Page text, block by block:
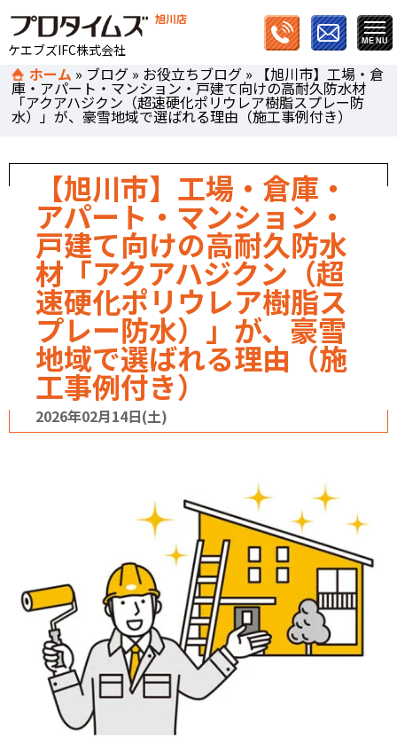
旭川店
ケエブズIFC株式会社
ホーム » ブログ » お役立ちブログ » 【旭川市】工場・倉
庫・アパート・マンション・戸建て向けの高耐久防水材
「アクアハジクン（超速硬化ポリウレア樹脂スプレー防
水）」が、豪雪地域で選ばれる理由（施工事例付き）
【旭川市】工場・倉庫・
アパート・マンション・
戸建て向けの高耐久防水
材「アクアハジクン（超
速硬化ポリウレア樹脂ス
プレー防水）」が、豪雪
地域で選ばれる理由（施
工事例付き）
2026年02月14日(土)